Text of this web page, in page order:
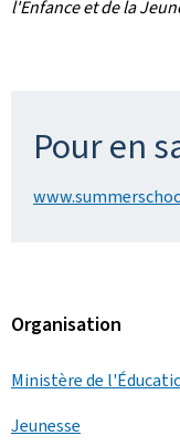
l'Enfance et de la
Pour en
Organisation
Ministère de
Jeunesse